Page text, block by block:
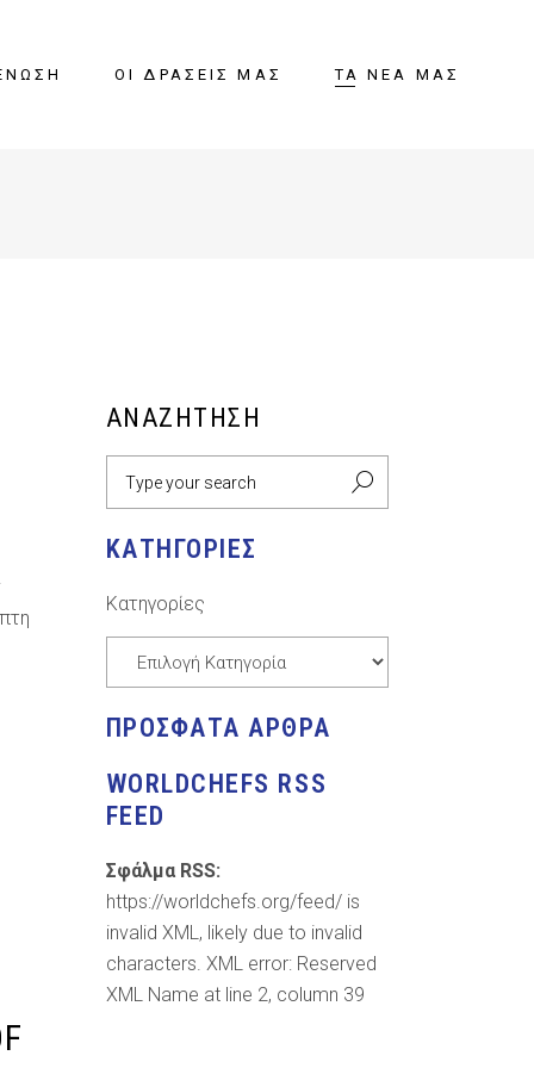
ΟΙ ΔΡΆΣΕΙΣ ΜΑΣ ΤΑ ΝΈΑ ΜΑΣ
ΑΝΑΖΉΤΗΣΗ
ΚΑΤΗΓΟΡΊΕΣ
Κατηγορίες
ΠΡΌΣΦΑΤΑ ΆΡΘΡΑ
WORLDCHEFS RSS
FEED
Σφάλμα RSS:
https://worldchefs.org/feed/ is
invalid XML, likely due to invalid
characters. XML error: Reserved
XML Name at line 2, column 39